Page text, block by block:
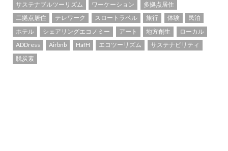
サステナブルツーリズム ワーケーション
多拠点居住
二拠点居住
テレワーク スロートラベル 旅行 体験
民泊
ホテル
シェアリングエコノミー アート 地方創生
ローカル
ADDress
Airbnb HafH エコツーリズム
サステナビリティ
脱炭素